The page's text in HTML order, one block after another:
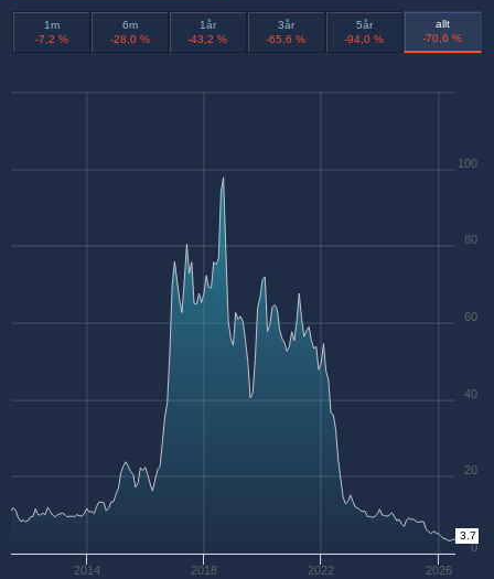
1m
-7,2 %
6m
-28,0 %
1år
-43,2 %
3år
-65,6 %
5år
-94,0 %
allt
-70,6 %
2014 2018 2022 2026
0
20
40
60
80
100
3.7